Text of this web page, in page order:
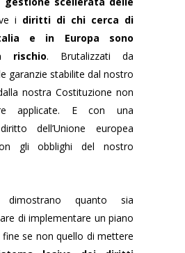
i diritti di chi cerca di
e in Europa sono
rischio. Brutalizzati da
garanzie stabilite dal nostro
nostra Costituzione non
applicate. E con una
dell’Unione europea
gli obblighi del nostro
dimostrano quanto sia
di implementare un piano
se non quello di mettere